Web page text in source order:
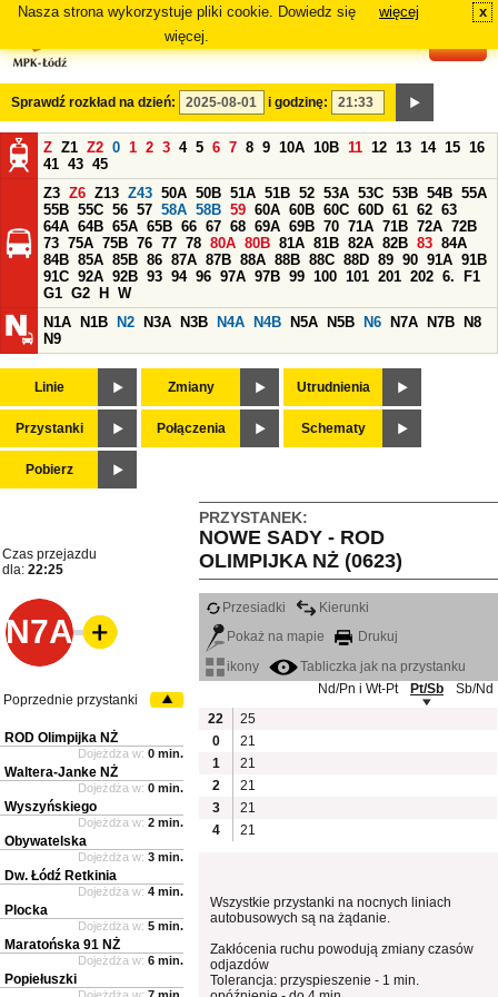
Nasza strona wykorzystuje pliki cookie. Dowiedz się
więcej.
więcej x
Sprawdź rozkład na dzień: i godzinę:
Z Z1 Z2 0 1 2 3 4 5 6 7 8 9 10A 10B 11 12 13 14 15 16
41 43 45
Z3 Z6 Z13 Z43 50A 50B 51A 51B 52 53A 53C 53B 54B 55A
55B 55C 56 57 58A 58B 59 60A 60B 60C 60D 61 62 63
64A 64B 65A 65B 66 67 68 69A 69B 70 71A 71B 72A 72B
73 75A 75B 76 77 78 80A 80B 81A 81B 82A 82B 83 84A
84B 85A 85B 86 87A 87B 88A 88B 88C 88D 89 90 91A 91B
91C 92A 92B 93 94 96 97A 97B 99 100 101 201 202 6.
F1
G1 G2 H
W
N1A
N1B N2 N3A N3B N4A N4B N5A N5B N6 N7A N7B
N8
N9
Linie Zmiany Utrudnienia
Przystanki Połączenia Schematy
Pobierz
PRZYSTANEK:
NOWE SADY - ROD
OLIMPIJKA NŻ (0623)
Czas przejazdu
dla: 22:25
N7A
Przesiadki
Kierunki
Pokaż na mapie
Drukuj
ikony
Tabliczka jak na przystanku
Nd/Pn i Wt-Pt
Pt/Sb
Sb/Nd
22
25
0
21
1
21
2
21
3
21
4
21
Wszystkie przystanki na nocnych liniach
autobusowych są na żądanie.
Zakłócenia ruchu powodują zmiany czasów
odjazdów
Tolerancja: przyspieszenie - 1 min.
Poprzednie przystanki
ROD Olimpijka NŻ
Dojeżdża w: 0 min.
Waltera-Janke NŻ
Dojeżdża w: 0 min.
Wyszyńskiego
Dojeżdża w: 2 min.
Obywatelska
Dojeżdża w: 3 min.
Dw. Łódź Retkinia
Dojeżdża w: 4 min.
Plocka
Dojeżdża w: 5 min.
Maratońska 91 NŻ
Dojeżdża w: 6 min.
Popiełuszki